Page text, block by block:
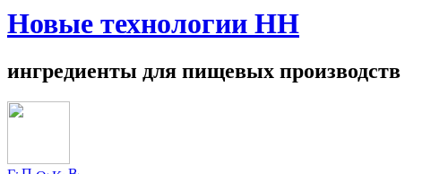
Новые технологии НН
ингредиенты для пищевых производств